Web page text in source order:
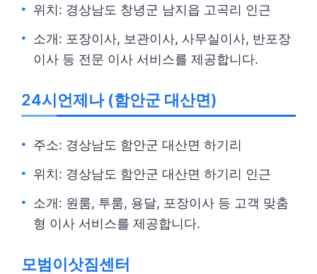
위치: 경상남도 창녕군 남지읍 고곡리 인근
소개: 포장이사, 보관이사, 사무실이사, 반포장
이사 등 전문 이사 서비스를 제공합니다.
24시언제나 (함안군 대산면)
주소: 경상남도 함안군 대산면 하기리
위치: 경상남도 함안군 대산면 하기리 인근
소개: 원룸, 투룸, 용달, 포장이사 등 고객 맞춤
형 이사 서비스를 제공합니다.
모범이삿짐센터